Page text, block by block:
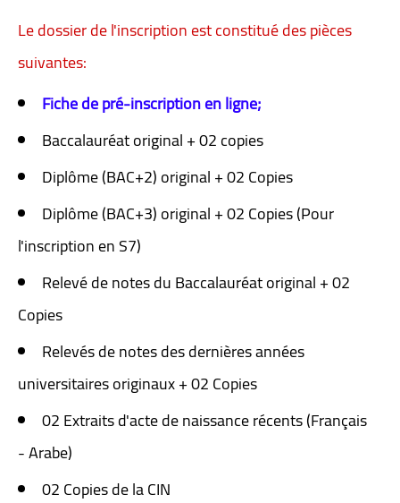
Le dossier de l'inscription est constitué des pièces
suivantes:
Fiche de pré-inscription en ligne;
Baccalauréat original + 02 copies
Diplôme (BAC+2) original + 02 Copies
Diplôme (BAC+3) original + 02 Copies (Pour
l'inscription en S7)
Relevé de notes du Baccalauréat original + 02
Copies
Relevés de notes des dernières années
universitaires originaux + 02 Copies
02 Extraits d'acte de naissance récents (Français
- Arabe)
02 Copies de la CIN